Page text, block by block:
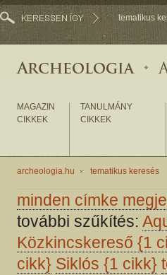
tematikus
MAGAZIN
CIKKEK
TANULMÁNY
CIKKEK
archeologia.hu tematikus keresés
minden címke
további szűkítés:
Közkincskereső {1
cikk} Siklós {1 cikk}